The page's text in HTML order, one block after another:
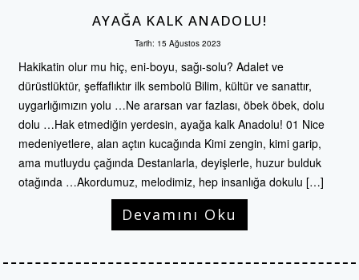
AYAĞA KALK ANADOLU!
Tarih: 15 Ağustos 2023
Hakikatin olur mu hiç, eni-boyu, sağı-solu? Adalet ve
dürüstlüktür, şeffaflıktır ilk sembolü Bilim, kültür ve sanattır,
uygarlığımızın yolu …Ne ararsan var fazlası, öbek öbek, dolu
dolu …Hak etmediğin yerdesin, ayağa kalk Anadolu! 01 Nice
medeniyetlere, alan açtın kucağında Kimi zengin, kimi garip,
ama mutluydu çağında Destanlarla, deyişlerle, huzur bulduk
otağında …Akordumuz, melodimiz, hep insanlığa dokulu […]
Devamını Oku